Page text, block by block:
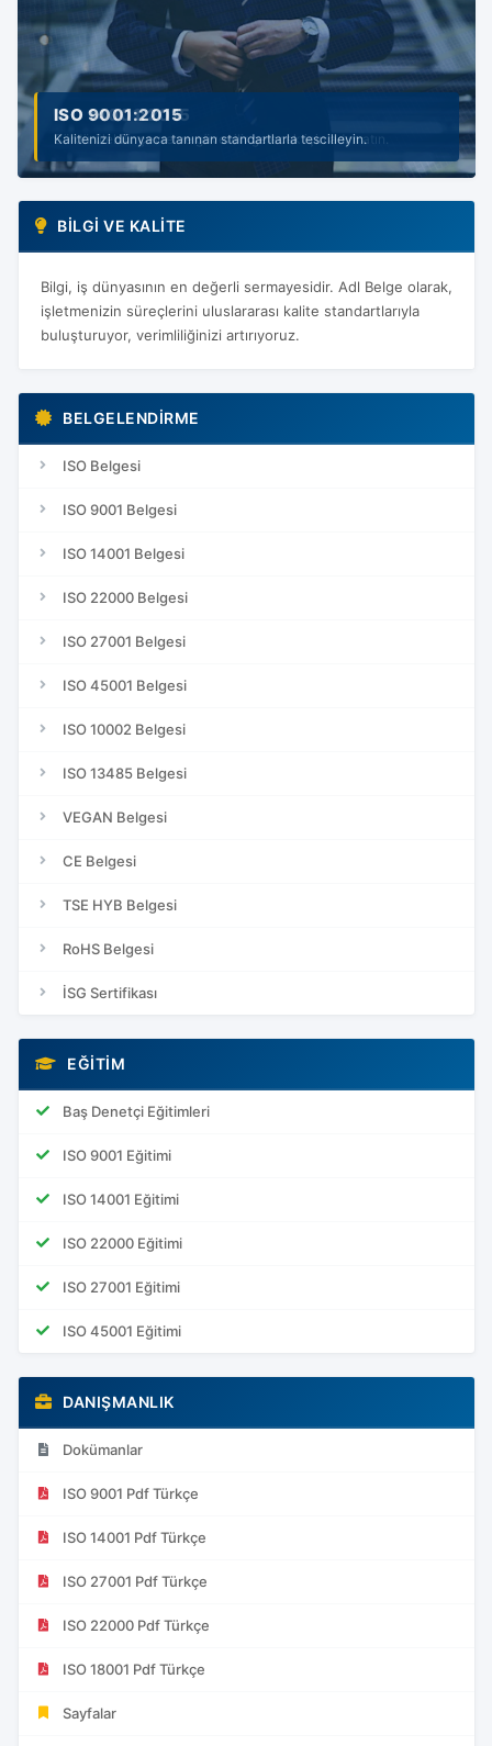
ISO 9001:2015
Kalitenizi dünyaca tanınan standartlarla tescilleyin.
ISO 14001:2015
Sürdürülebilir çevre ve güvenilir gelecek için adım atın.
BILGI VE KALITE
Bilgi, iş dünyasının en değerli sermayesidir. Adl Belge olarak,
işletmenizin süreçlerini uluslararası kalite standartlarıyla
buluşturuyor, verimliliğinizi artırıyoruz.
BELGELENDIRME
ISO Belgesi
ISO 9001 Belgesi
ISO 14001 Belgesi
ISO 22000 Belgesi
ISO 27001 Belgesi
ISO 45001 Belgesi
ISO 10002 Belgesi
ISO 13485 Belgesi
VEGAN Belgesi
CE Belgesi
TSE HYB Belgesi
RoHS Belgesi
İSG Sertifikası
EĞITIM
Baş Denetçi Eğitimleri
ISO 9001 Eğitimi
ISO 14001 Eğitimi
ISO 22000 Eğitimi
ISO 27001 Eğitimi
ISO 45001 Eğitimi
DANIŞMANLIK
Dokümanlar
ISO 9001 Pdf Türkçe
ISO 14001 Pdf Türkçe
ISO 27001 Pdf Türkçe
ISO 22000 Pdf Türkçe
ISO 18001 Pdf Türkçe
Sayfalar